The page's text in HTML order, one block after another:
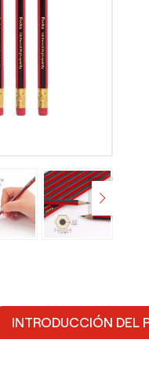
INTRODUCCIÓN DEL